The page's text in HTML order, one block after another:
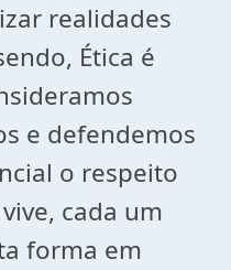
realidades
Ética é
e defendemos
o respeito
cada um
forma em